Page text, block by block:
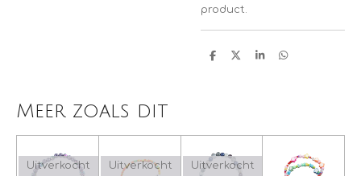
product.
D
D
S
D
Meer zoals dit
Uitverkocht Uitverkocht Uitverkocht